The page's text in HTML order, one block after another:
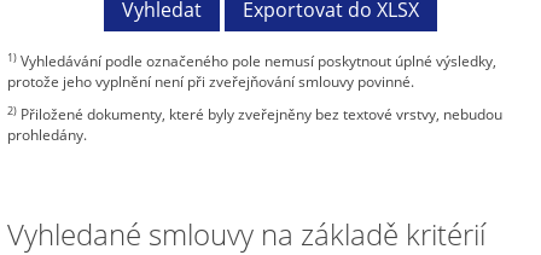
1) Vyhledávání podle označeného pole nemusí poskytnout úplné výsledky,
protože jeho vyplnění není při zveřejňování smlouvy povinné.
2) Přiložené dokumenty, které byly zveřejněny bez textové vrstvy, nebudou
prohledány.
Vyhledané smlouvy na základě kritérií